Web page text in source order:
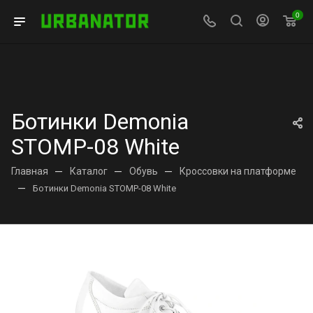
0
Ботинки Demonia
STOMP-08 White
Главная — Каталог — Обувь — Кроссовки на платформе
— Ботинки Demonia STOMP-08 White